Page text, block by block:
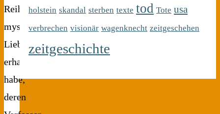
Reihe
mysteriöser
Liebesbriefe
erhalten
habe,
deren
holstein skandal sterben texte tod Tote usa
verbrechen visionär wagenknecht zeitgeschehen
zeitgeschichte